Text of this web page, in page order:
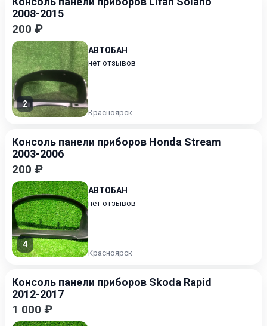
2008-2015
200 ₽
2
АВТОБАН
нет отзывов
Красноярск
Консоль панели приборов Honda Stream
2003-2006
200 ₽
4
АВТОБАН
нет отзывов
Красноярск
Консоль панели приборов Skoda Rapid
2012-2017
1 000 ₽